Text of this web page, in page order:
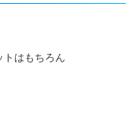
トはもちろん